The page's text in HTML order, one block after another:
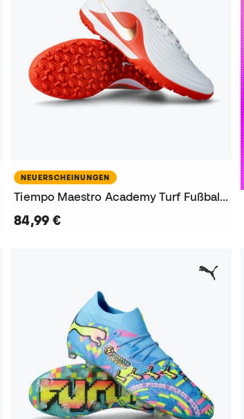
NEUERSCHEINUNGEN
Tiempo Maestro Academy Turf Fußballschuhe
84,99 €